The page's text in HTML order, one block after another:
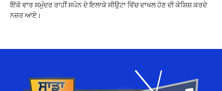
ਇੱਕੋ ਵਾਰ ਸਮੁੰਦਰ ਰਾਹੀਂ ਸਪੇਨ ਦੇ ਇਲਾਕੇ ਸੀਉਟਾ ਵਿੱਚ ਦਾਖਲ ਹੋਣ ਦੀ ਕੋਸ਼ਿਸ਼ ਕਰਦੇ
ਨਜ਼ਰ ਆਏ।